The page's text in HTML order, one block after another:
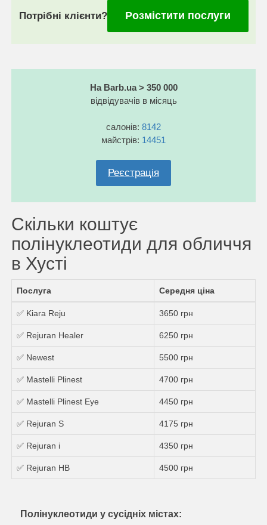
Потрібні клієнти? Розмістити послуги
На Barb.ua > 350 000
відвідувачів в місяць
салонів: 8142
майстрів: 14451
Реєстрація
Скільки коштує
полінуклеотиди для обличчя
в Хусті
Послуга Середня ціна
✅ Kiara Reju 3650 грн
✅ Rejuran Healer 6250 грн
✅ Newest 5500 грн
✅ Mastelli Plinest 4700 грн
✅ Mastelli Plinest Eye 4450 грн
✅ Rejuran S 4175 грн
✅ Rejuran i 4350 грн
✅ Rejuran HB 4500 грн
Полінуклеотиди у сусідніх містах: